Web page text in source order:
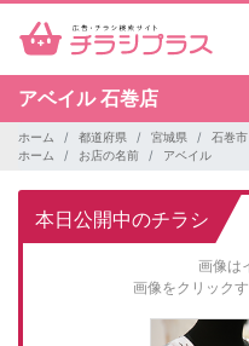
アベイル石巻店
ホーム 都道府県 宮城県
石巻市
ホーム
お店の名前 アベイル
本日公開中のチラシ
画像は
画像をクリック